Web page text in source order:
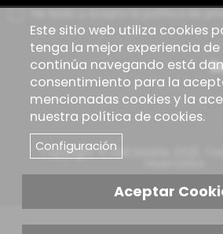
Copyright © KMCMobile 2025.
Este sitio web utiliza cookies
tenga la mejor experiencia de
continúa navegando está
consentimiento para la
mencionadas cookies y la
nuestra política de cookies.
Configuración
Aceptar